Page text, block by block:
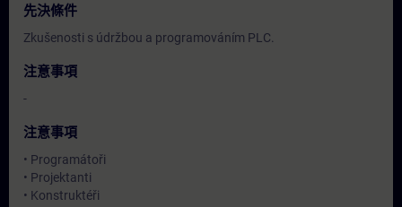
先決條件
Zkušenosti s údržbou a programováním PLC.
注意事項
-
注意事項
• Programátoři
• Projektanti
• Konstruktéři